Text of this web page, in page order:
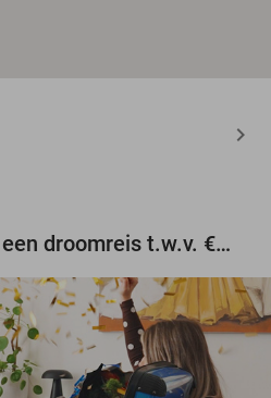
Maak gratis kans op een droomreis t.w.v. €3.000!